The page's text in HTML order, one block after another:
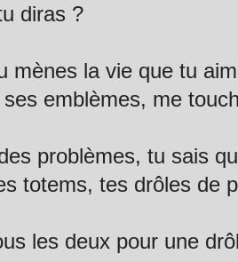
diras ?
mènes la vie que tu
emblèmes, me
problèmes, tu sais
totems, tes drôles de
les deux pour une